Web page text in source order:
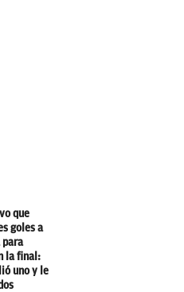
que
goles a
para
la final:
uno y le